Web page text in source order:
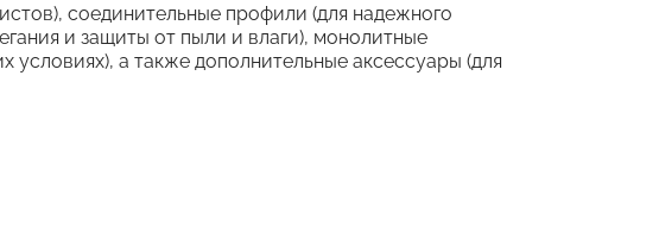
соединительные профили (для надежного
и защиты от пыли и влаги), монолитные
условиях), а также дополнительные аксессуары (для